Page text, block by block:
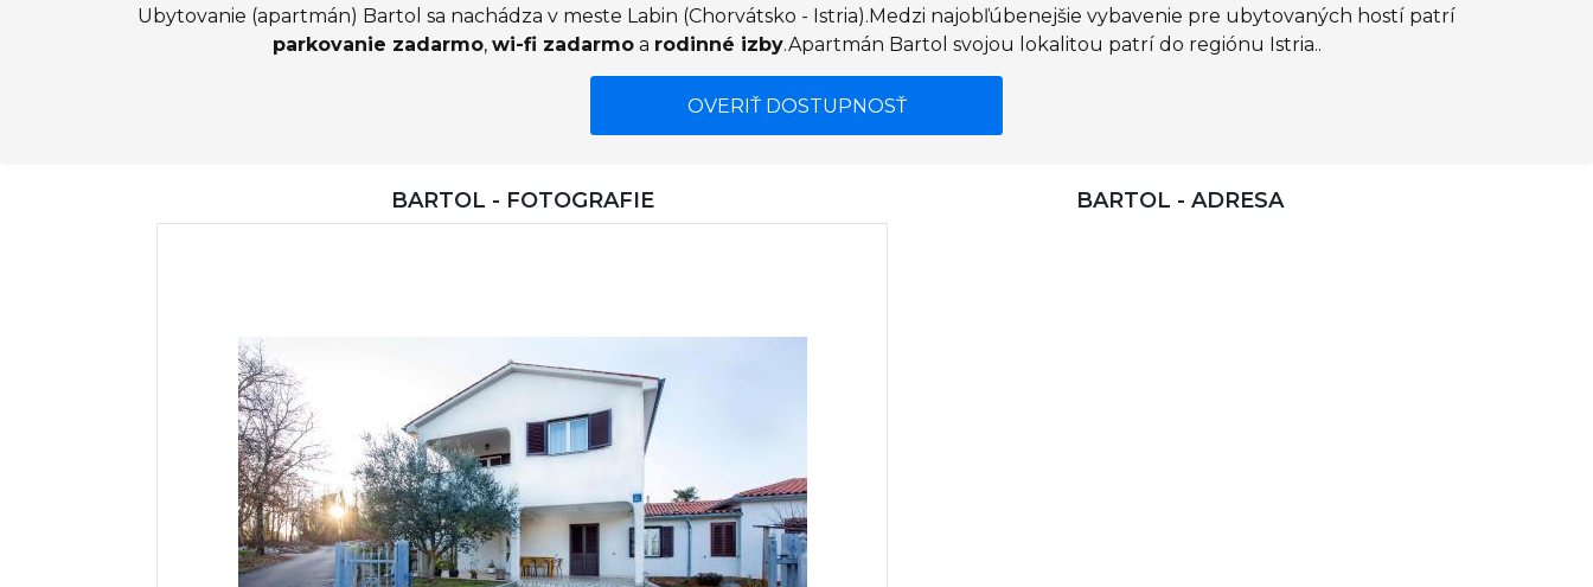
Ubytovanie (apartmán) Bartol sa nachádza v meste Labin (Chorvátsko - Istria).Medzi najobľúbenejšie vybavenie pre ubytovaných hostí patrí
parkovanie zadarmo, wi-fi zadarmoa rodinné izby.Apartmán Bartol svojou lokalitou patrí do regiónu Istria..
OVERIŤ DOSTUPNOSŤ
BARTOL - FOTOGRAFIE BARTOL - ADRESA